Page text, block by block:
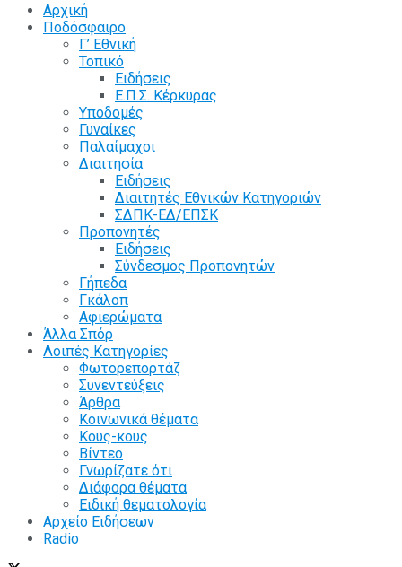
Αρχική
Ποδόσφαιρο
Γ’ Εθνική
Τοπικό
Ειδήσεις
Ε.Π.Σ. Κέρκυρας
Υποδομές
Γυναίκες
Παλαίμαχοι
Διαιτησία
Ειδήσεις
Διαιτητές Εθνικών Κατηγοριών
ΣΔΠΚ-ΕΔ/ΕΠΣΚ
Προπονητές
Ειδήσεις
Σύνδεσμος Προπονητών
Γήπεδα
Γκάλοπ
Αφιερώματα
Άλλα Σπόρ
Λοιπές Κατηγορίες
Φωτορεπορτάζ
Συνεντεύξεις
Άρθρα
Κοινωνικά θέματα
Κους-κους
Βίντεο
Γνωρίζατε ότι
Διάφορα θέματα
Ειδική θεματολογία
Αρχείο Ειδήσεων
Radio